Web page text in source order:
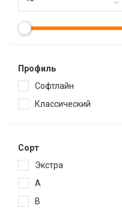
Профиль
Софтлайн
Классический
Сорт
Экстра
А
В